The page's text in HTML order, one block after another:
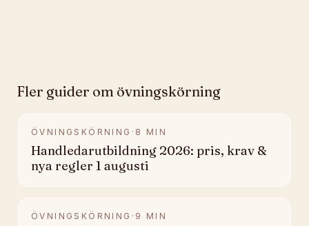
Fler guider om övningskörning
ÖVNINGSKÖRNING · 8 MIN
Handledarutbildning 2026: pris, krav &
nya regler 1 augusti
ÖVNINGSKÖRNING · 9 MIN